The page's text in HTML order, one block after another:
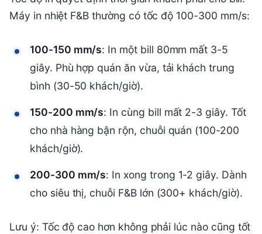
Máy in nhiệt F&B thường có tốc độ 100-300 mm/s:
100-150 mm/s: In một bill 80mm mất 3-5
giây. Phù hợp quán ăn vừa, tải khách trung
bình (30-50 khách/giờ).
150-200 mm/s: In cùng bill mất 2-3 giây. Tốt
cho nhà hàng bận rộn, chuỗi quán (100-200
khách/giờ).
200-300 mm/s: In xong trong 1-2 giây. Dành
cho siêu thị, chuỗi F&B lớn (300+ khách/giờ).
Lưu ý: Tốc độ cao hơn không phải lúc nào cũng tốt